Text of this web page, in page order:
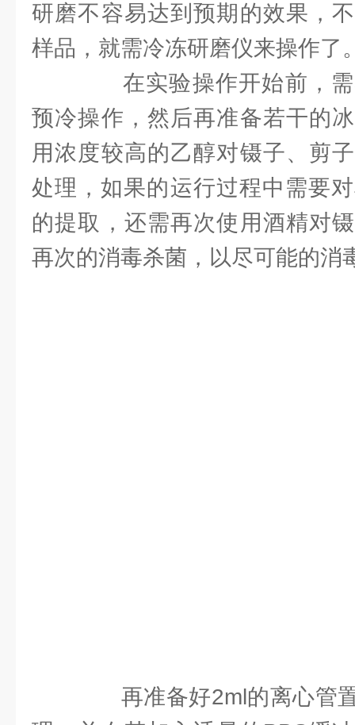
研磨不容易达到预期的效果，
样品，就需冷冻研磨仪来操作了
在实验操作开始前，需
预冷操作，然后再准备若干的
用浓度较高的乙醇对镊子、剪
处理，如果的运行过程中需要
的提取，还需再次使用酒精对
再次的消毒杀菌，以尽可能的消
再准备好2ml的离心管置